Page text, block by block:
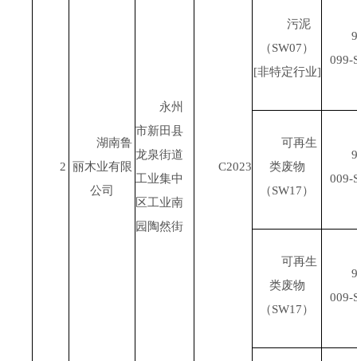
2
湖南鲁
丽木业有限
公司
永州
市新田县
龙泉街道
工业集中
区工业南
园陶然街
C2023
污泥
（SW07）
[非特定行业]
099-
可再生
类废物
（SW17）
009-
可再生
类废物
（SW17）
009-